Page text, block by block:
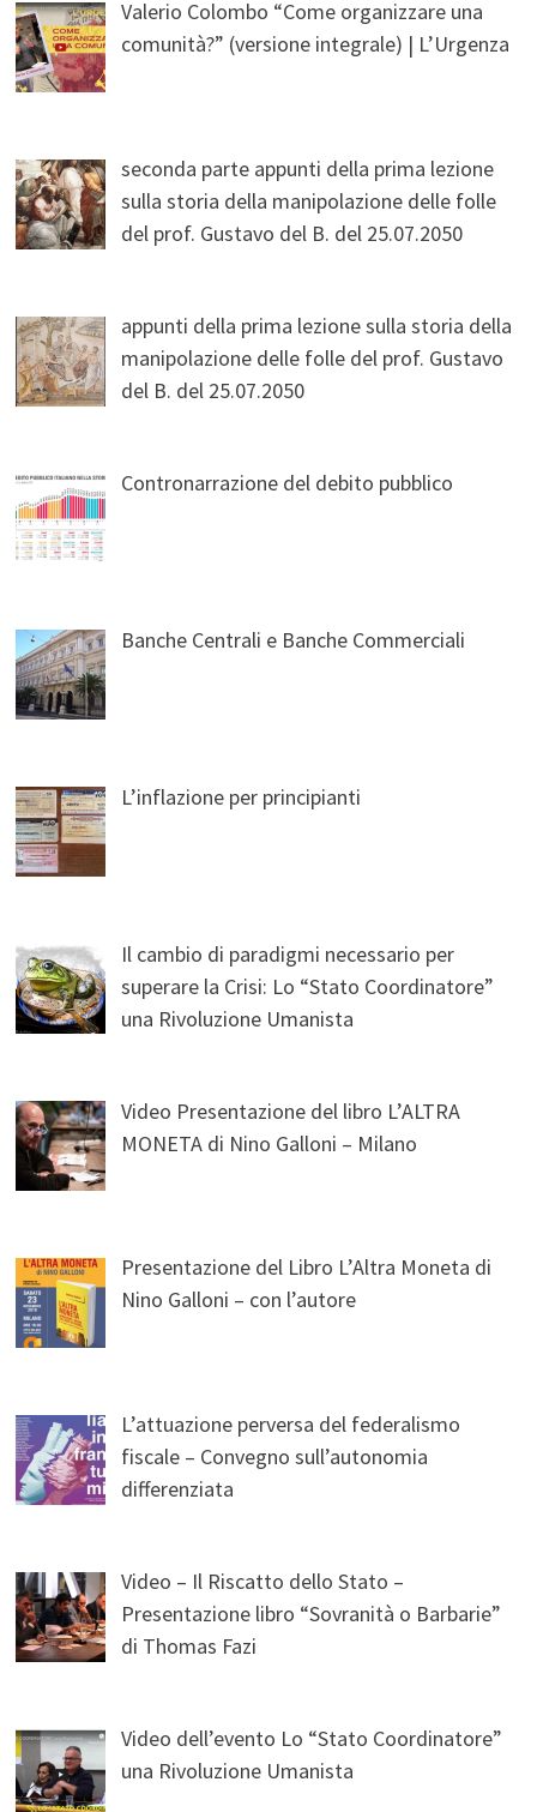
Valerio Colombo “Come organizzare una
comunità?” (versione integrale) | L’Urgenza
seconda parte appunti della prima lezione
sulla storia della manipolazione delle folle
del prof. Gustavo del B. del 25.07.2050
appunti della prima lezione sulla storia della
manipolazione delle folle del prof. Gustavo
del B. del 25.07.2050
Contronarrazione del debito pubblico
Banche Centrali e Banche Commerciali
L’inflazione per principianti
Il cambio di paradigmi necessario per
superare la Crisi: Lo “Stato Coordinatore”
una Rivoluzione Umanista
Video Presentazione del libro L’ALTRA
MONETA di Nino Galloni – Milano
Presentazione del Libro L’Altra Moneta di
Nino Galloni – con l’autore
L’attuazione perversa del federalismo
fiscale – Convegno sull’autonomia
differenziata
Video – Il Riscatto dello Stato –
Presentazione libro “Sovranità o Barbarie”
di Thomas Fazi
Video dell’evento Lo “Stato Coordinatore”
una Rivoluzione Umanista